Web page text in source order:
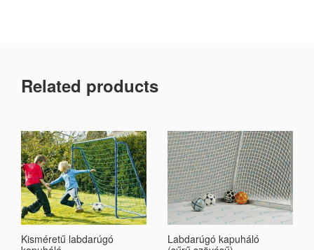
Related products
Kisméretű labdarúgó
Labdarúgó kapuháló